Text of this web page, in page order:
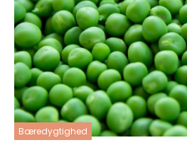
Bæredygtighed